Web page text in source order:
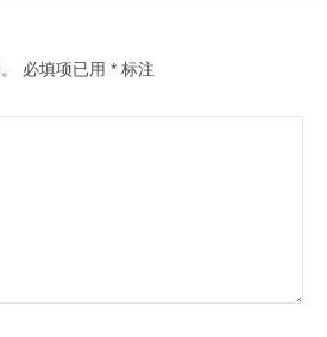
必填项已用 * 标注